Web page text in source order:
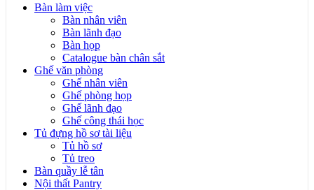
Bàn làm việc
Bàn nhân viên
Bàn lãnh đạo
Bàn họp
Catalogue bàn chân sắt
Ghế văn phòng
Ghế nhân viên
Ghế phòng họp
Ghế lãnh đạo
Ghế công thái học
Tủ đựng hồ sơ tài liệu
Tủ hồ sơ
Tủ treo
Bàn quầy lễ tân
Nội thất Pantry